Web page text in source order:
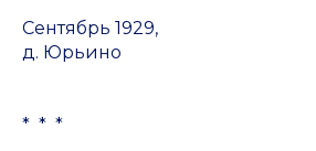
Сентябрь 1929,
д. Юрьино
* * *